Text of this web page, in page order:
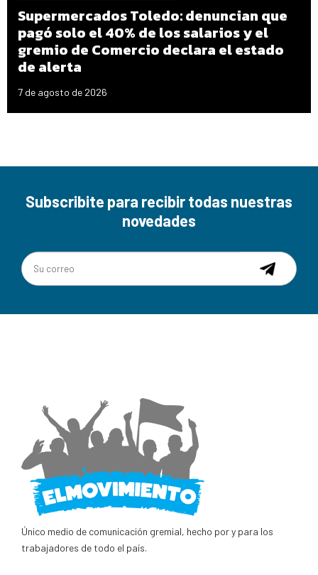
Supermercados Toledo: denuncian que
pagó solo el 40% de los salarios y el
gremio de Comercio declara el estado
de alerta
7 de agosto de 2026
Subscribite para recibir todas nuestras
novedades
Único medio de comunicación gremial, hecho por y para los
trabajadores de todo el país.